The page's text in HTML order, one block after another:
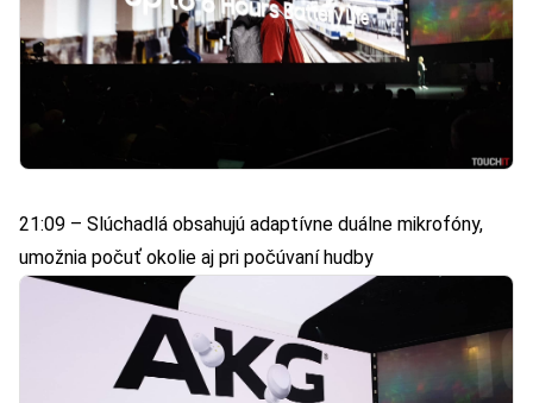
21:09 – Slúchadlá obsahujú adaptívne duálne mikrofóny,
umožnia počuť okolie aj pri počúvaní hudby